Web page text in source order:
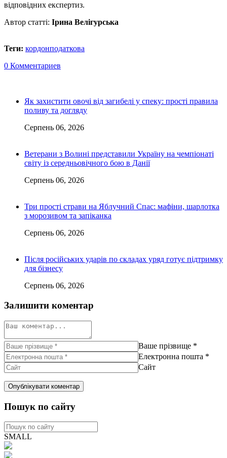
відповідних експертиз.
Автор статті: Ірина Велігурська
Теги: кордонподаткова
0 Комментариев
Як захистити овочі від загибелі у спеку: прості правила
поливу та догляду
Серпень 06, 2026
Ветерани з Волині представили Україну на чемпіонаті
світу із середньовічного бою в Данії
Серпень 06, 2026
Три прості страви на Яблучний Спас: мафіни, шарлотка
з морозивом та запіканка
Серпень 06, 2026
Після російських ударів по складах уряд готує підтримку
для бізнесу
Серпень 06, 2026
Залишити коментар
Ваше прізвище *
Електронна пошта *
Сайт
Пошук по сайту
SMALL